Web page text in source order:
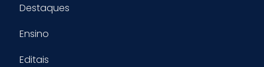
Destaques
Ensino
Editais